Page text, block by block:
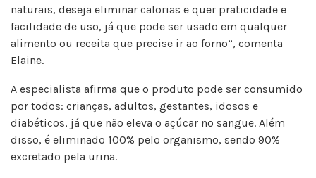
naturais, deseja eliminar calorias e quer praticidade e
facilidade de uso, já que pode ser usado em qualquer
alimento ou receita que precise ir ao forno”, comenta
Elaine.
A especialista afirma que o produto pode ser consumido
por todos: crianças, adultos, gestantes, idosos e
diabéticos, já que não eleva o açúcar no sangue. Além
disso, é eliminado 100% pelo organismo, sendo 90%
excretado pela urina.